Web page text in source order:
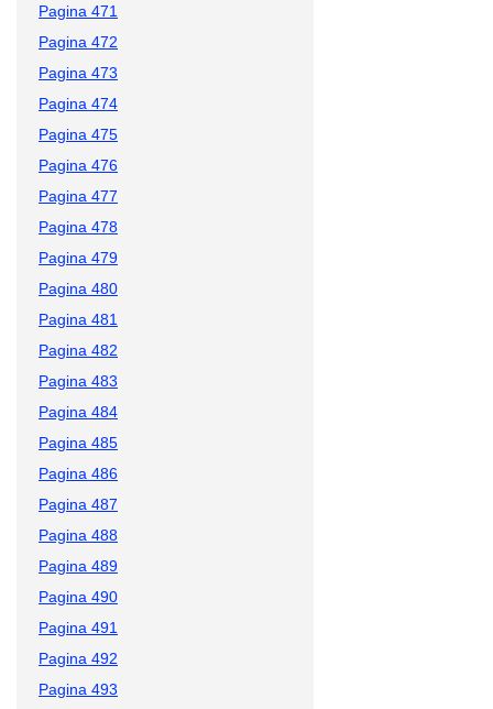
Pagina 471
Pagina 472
Pagina 473
Pagina 474
Pagina 475
Pagina 476
Pagina 477
Pagina 478
Pagina 479
Pagina 480
Pagina 481
Pagina 482
Pagina 483
Pagina 484
Pagina 485
Pagina 486
Pagina 487
Pagina 488
Pagina 489
Pagina 490
Pagina 491
Pagina 492
Pagina 493